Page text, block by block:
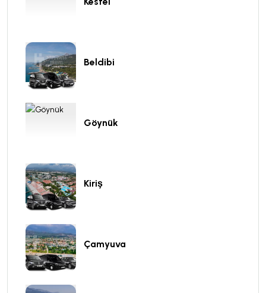
Beldibi
Göynük
Kiriş
Çamyuva